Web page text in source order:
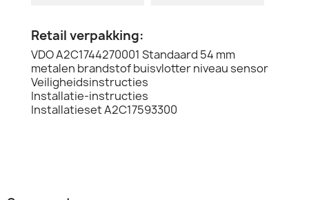
Retail verpakking:
VDO A2C1744270001 Standaard 54 mm
metalen brandstof buisvlotter niveau sensor
Veiligheidsinstructies
Installatie-instructies
Installatieset A2C17593300